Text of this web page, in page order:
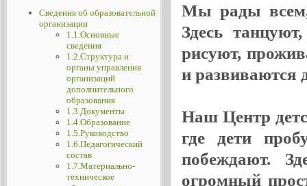
Сведения об образовательной
организации
1.1.Основные
сведения
1.2.Структура и
органы управления
организаций
дополнительного
образования
1.3.Документы
1.4.Образование
1.5.Руководство
1.6.Педагогический
состав
1.7.Материально-
техническое
Мы рады всем,
Здесь
рисуют,
и развиваются
Наш Центр
где дети
побеждают.
огромный